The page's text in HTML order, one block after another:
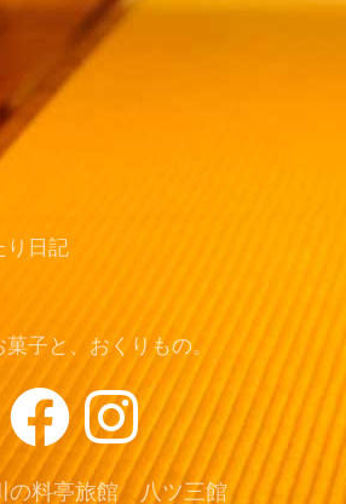
り日記
子と、おくりもの。
の料亭旅館 八ツ三館